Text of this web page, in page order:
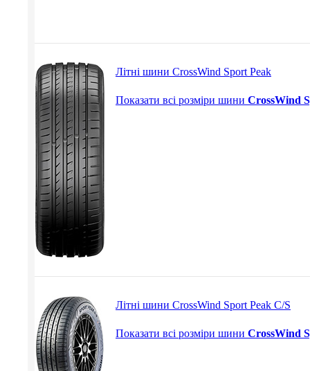
Літні шини CrossWind Sport Peak
Показати всі розміри шини CrossWind
Літні шини CrossWind Sport Peak C/S
Показати всі розміри шини CrossWind